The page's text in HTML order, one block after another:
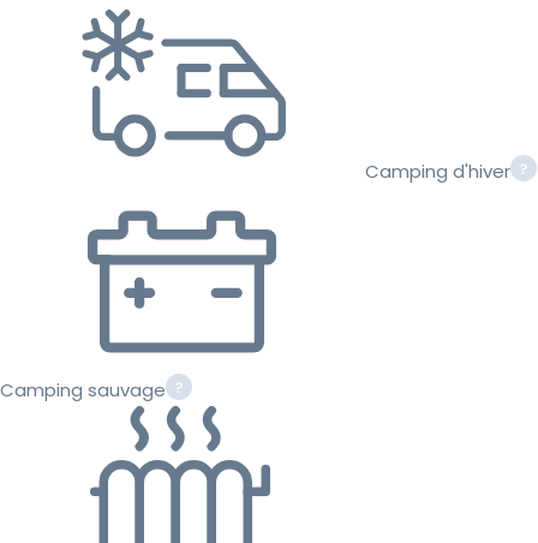
Camping d'hiver
Camping sauvage